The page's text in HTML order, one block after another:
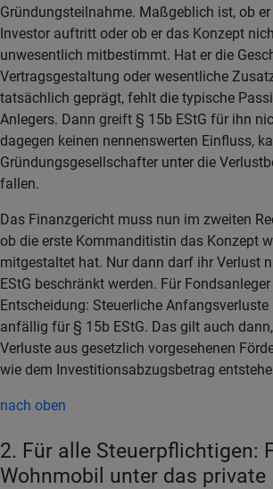
Gründungsteilnahme. Maßgeblich ist, ob
Investor auftritt oder ob er das Konzept
unwesentlich mitbestimmt. Hat er die
Vertragsgestaltung oder wesentliche
tatsächlich geprägt, fehlt die typische
Anlegers. Dann greift § 15b EStG für ihn
dagegen keinen nennenswerten Einfluss,
Gründungsgesellschafter unter die
fallen.
Das Finanzgericht muss nun im zweiten
ob die erste Kommanditistin das Konzept
mitgestaltet hat. Nur dann darf ihr Verlust
EStG beschränkt werden. Für
Entscheidung: Steuerliche
anfällig für § 15b EStG. Das gilt auch
Verluste aus gesetzlich vorgesehenen
wie dem Investitionsabzugsbetrag
nach oben
2. Für alle Steuerpflichtigen:
Wohnmobil unter das private